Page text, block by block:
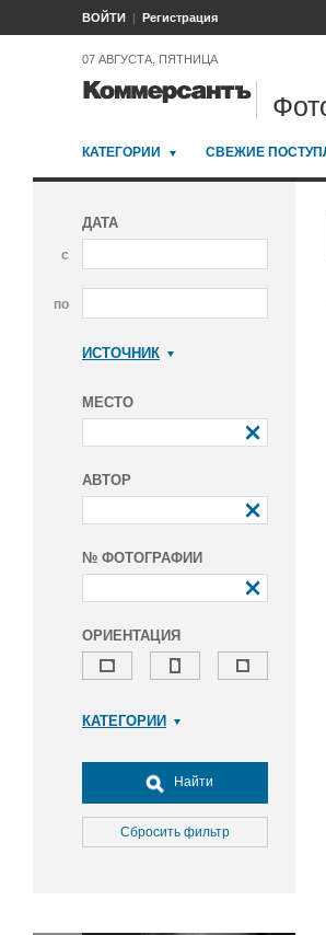
ВОЙТИ Регистрация
07 АВГУСТА, ПЯТНИЦА
КАТЕГОРИИ СВЕЖИЕ
ДАТА
с
по
ИСТОЧНИК
МЕСТО
АВТОР
№ ФОТОГРАФИИ
ОРИЕНТАЦИЯ
КАТЕГОРИИ
Досуг, туризм и отдых
Культура
Медицина
Найти
Сбросить фильтр